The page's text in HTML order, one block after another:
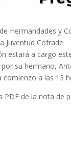
Hermandades y
Juventud Cofrade.
estará a cargo
su hermano,
comienzo a las 13
PDF de la nota de